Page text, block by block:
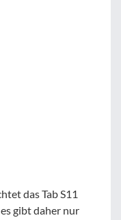
das Tab S11
gibt daher nur